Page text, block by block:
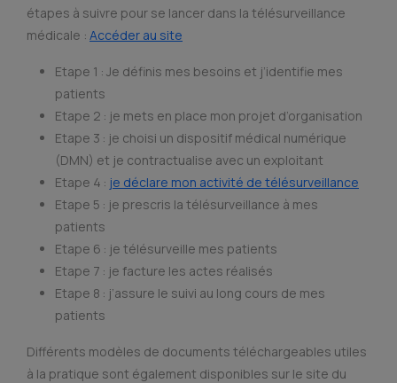
étapes à suivre pour se lancer dans la télésurveillance
médicale : Accéder au site
Etape 1 : Je définis mes besoins et j’identifie mes
patients
Etape 2 : je mets en place mon projet d’organisation
Etape 3 : je choisi un dispositif médical numérique
(DMN) et je contractualise avec un exploitant
Etape 4 : je déclare mon activité de télésurveillance
Etape 5 : je prescris la télésurveillance à mes
patients
Etape 6 : je télésurveille mes patients
Etape 7 : je facture les actes réalisés
Etape 8 : j’assure le suivi au long cours de mes
patients
Différents modèles de documents téléchargeables utiles
à la pratique sont également disponibles sur le site du